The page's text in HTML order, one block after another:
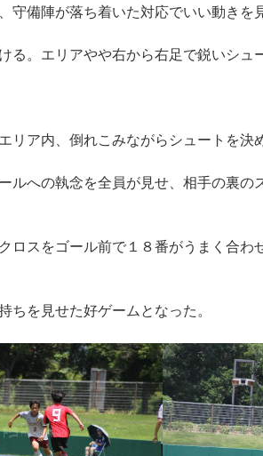
備陣が落ち着いた対応でいい動きを
。エリアやや右から右足で鋭いシュ
ア内、倒れこみながらシュートを決
ルへの執念を全員が見せ、相手の裏の
ロスをゴール前で１８番がうまく合わ
ちを見せた好ゲームとなった。